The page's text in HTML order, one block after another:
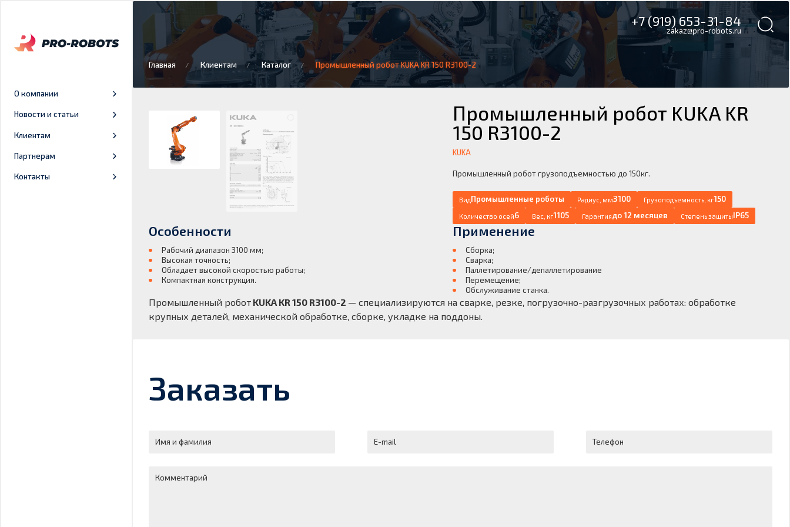
О компании
Новости и статьи
Клиентам
Партнерам
Контакты
+7 (919) 653-31-84
zakaz@pro-robots.ru
Главная Клиентам Каталог Промышленный робот KUKA KR 150 R3100-2
Промышленный робот KUKA KR
150 R3100-2
KUKA
Промышленный робот грузоподъемностью до 150кг.
ВидПромышленные роботы Радиус, мм3100 Грузоподъемность, кг150
Количество осей6 Вес, кг1105 Гарантиядо 12 месяцев Степень защитыIP65
Особенности
Рабочий диапазон 3100 мм;
Высокая точность;
Обладает высокой скоростью работы;
Компактная конструкция.
Применение
Сборка;
Сварка;
Паллетирование/депаллетирование
Перемещение;
Обслуживание станка.
Промышленный робот KUKA KR 150 R3100-2 — специализируются на сварке, резке, погрузочно-разгрузочных работах: обработке
крупных деталей, механической обработке, сборке, укладке на поддоны.
Заказать
Имя и фамилия E-mail Телефон
Комментарий